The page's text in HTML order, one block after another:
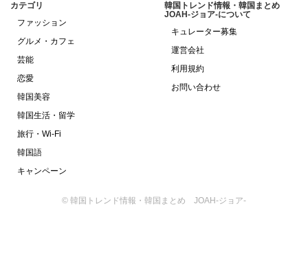
カテゴリ
ファッション
グルメ・カフェ
芸能
恋愛
韓国美容
韓国生活・留学
旅行・Wi-Fi
韓国語
キャンペーン
韓国トレンド情報・韓国まとめ
JOAH-ジョア-について
キュレーター募集
運営会社
利用規約
お問い合わせ
© 韓国トレンド情報・韓国まとめ JOAH-ジョア-